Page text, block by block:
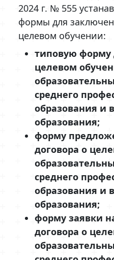
2024 г. № 555
формы для
целевом обучении:
типовую форму
целевом
среднего
образования и
образования;
форму
договора о
среднего
образования и
образования;
форму заявки
договора о